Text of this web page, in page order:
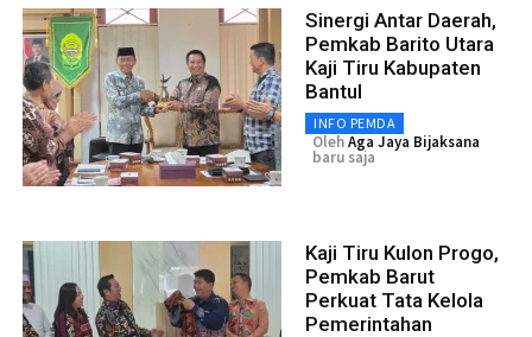
Sinergi Antar Daerah,
Pemkab Barito Utara
Kaji Tiru Kabupaten
Bantul
INFO PEMDA
OlehAga Jaya Bijaksana
baru saja
Kaji Tiru Kulon Progo,
Pemkab Barut
Perkuat Tata Kelola
Pemerintahan